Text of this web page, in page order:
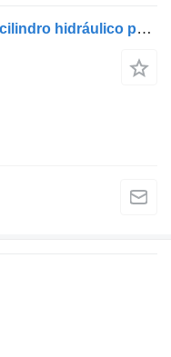
Zepro FM (01.05-01.14) 73184TL cilindro hidráulico para Volvo FM7-FM12, FM, FMX (1998-2014) cabeza tractora